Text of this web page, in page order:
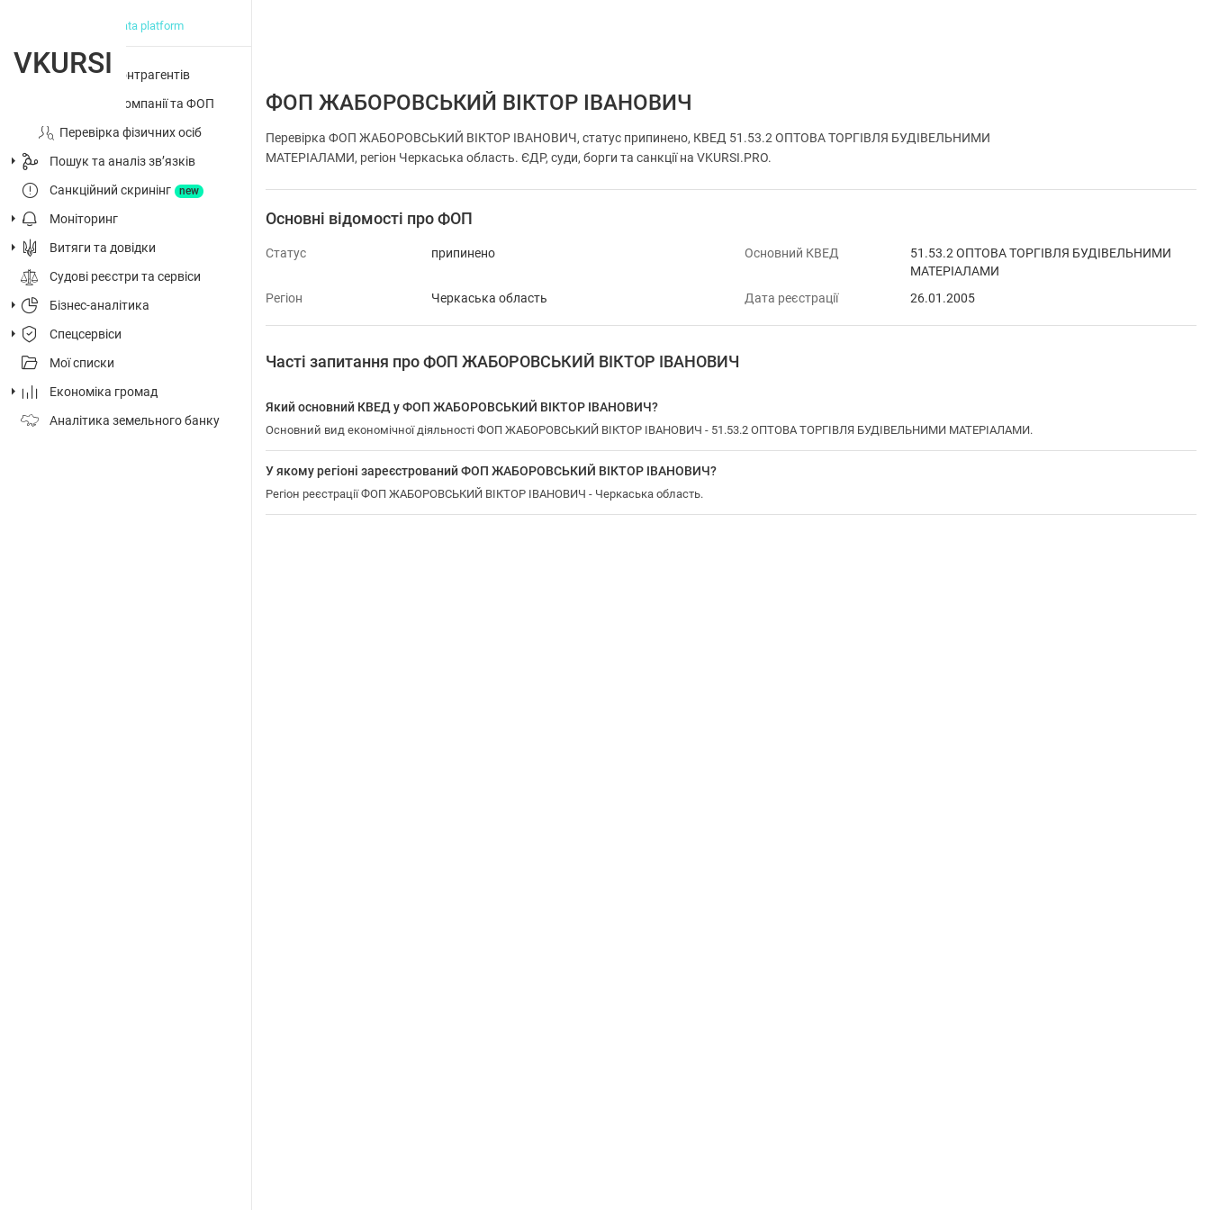
big data platform
Перевірка контрагентів
Досьє на компанії та ФОП
Перевірка фізичних осіб
Пошук та аналіз звʼязків
Санкційний скринінг
new
Моніторинг
Витяги та довідки
Судові реєстри та сервіси
Бізнес-аналітика
Спецсервіси
Мої списки
Економіка громад
Аналітика земельного банку
ФОП ЖАБОРОВСЬКИЙ ВІКТОР ІВАНОВИЧ
Перевірка ФОП ЖАБОРОВСЬКИЙ ВІКТОР ІВАНОВИЧ, статус припинено, КВЕД 51.53.2 ОПТОВА ТОРГІВЛЯ БУДІВЕЛЬНИМИ
МАТЕРІАЛАМИ, регіон Черкаська область. ЄДР, суди, борги та санкції на VKURSI.PRO.
Основні відомості про ФОП
Статус припинено Основний КВЕД
51.53.2 ОПТОВА ТОРГІВЛЯ БУДІВЕЛЬНИМИ
МАТЕРІАЛАМИ
Регіон
Черкаська область Дата реєстрації 26.01.2005
Часті запитання про ФОП ЖАБОРОВСЬКИЙ ВІКТОР ІВАНОВИЧ
Який основний КВЕД у ФОП ЖАБОРОВСЬКИЙ ВІКТОР ІВАНОВИЧ?
Основний вид економічної діяльності ФОП ЖАБОРОВСЬКИЙ ВІКТОР ІВАНОВИЧ - 51.53.2 ОПТОВА ТОРГІВЛЯ БУДІВЕЛЬНИМИ МАТЕРІАЛАМИ.
У якому регіоні зареєстрований ФОП ЖАБОРОВСЬКИЙ ВІКТОР ІВАНОВИЧ?
Регіон реєстрації ФОП ЖАБОРОВСЬКИЙ ВІКТОР ІВАНОВИЧ - Черкаська область.
VKURSI